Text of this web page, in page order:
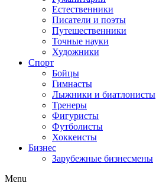
Естественники
Писатели и поэты
Путешественники
Точные науки
Художники
Спорт
Бойцы
Гимнасты
Лыжники и биатлонисты
Тренеры
Фигуристы
Футболисты
Хоккеисты
Бизнес
Зарубежные бизнесмены
Menu